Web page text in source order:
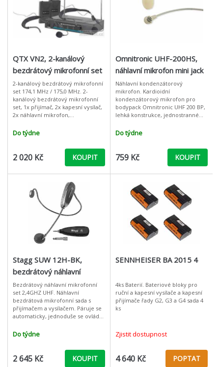
QTX VN2, 2-kanálový
bezdrátový mikrofonní set
174,1 MHz / 175,0 MHz
2-kanálový bezdrátový mikrofonní
set 174,1 MHz / 175,0 MHz. 2-
kanálový bezdrátový mikrofonní
set, 1x přijímač, 2x kapesní vysílač,
2x náhlavní mikrofon,
frekvence 174,1 MHz a 175,0 MHz,
snadná ins
Do týdne
2 020 Kč KOUPIT
Omnitronic UHF-200HS,
náhlavní mikrofon mini jack
3,5 mm
Náhlavní kondenzátorový
mikrofon. Kardioidní
kondenzátorový mikrofon pro
bodypack Omnitronic UHF 200 BP,
lehká konstrukce, jednostranné
jack 3,5 mm, molitanový větrný
kryt, tělová barva.:
Do týdne
759 Kč KOUPIT
Stagg SUW 12H-BK,
bezdrátový náhlavní
mikrofonní set 2,4 GHz
UHF
Bezdrátový náhlavní mikrofonní
set 2,4GHZ UHF. Náhlavní
bezdrátová mikrofonní sada s
přijímačem a vysílačem. Páruje se
automaticky, jednoduše se ovládá,
současně. Baterie v přijímači a
Do týdne
2 645 Kč KOUPIT
SENNHEISER BA 2015 4
4ks Baterií. Bateriové bloky pro
ruční a kapesní vysílače a kapesní
přijímače řady G2, G3 a G4 sada 4
ks
Zjistit dostupnost
4 640 Kč POPTAT